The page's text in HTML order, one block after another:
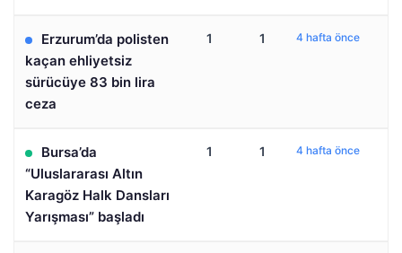
Erzurum’da polisten
kaçan ehliyetsiz
sürücüye 83 bin lira
ceza
1 1 4 hafta önce
Bursa’da
“Uluslararası Altın
Karagöz Halk Dansları
Yarışması” başladı
1 1 4 hafta önce